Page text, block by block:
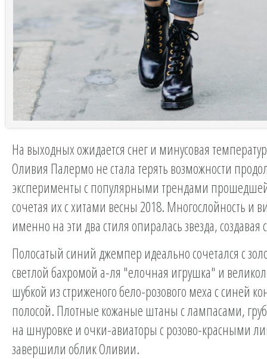
На выходных ожидается снег и минусовая
Оливия Палермо не стала терять возможности
эксперименты с популярными трендами
сочетая их с хитами весны 2018. Многослойность и
именно на эти два стиля опиралась звезда, создавая
Полосатый синий джемпер идеально сочетался с
светлой бахромой а-ля "елочная игрушка" и
шубкой из стриженого бело-розового меха с синей
полосой. Плотные кожаные штаны с лампасами,
на шнуровке и очки-авиаторы с розово-красными
завершили облик Оливии.